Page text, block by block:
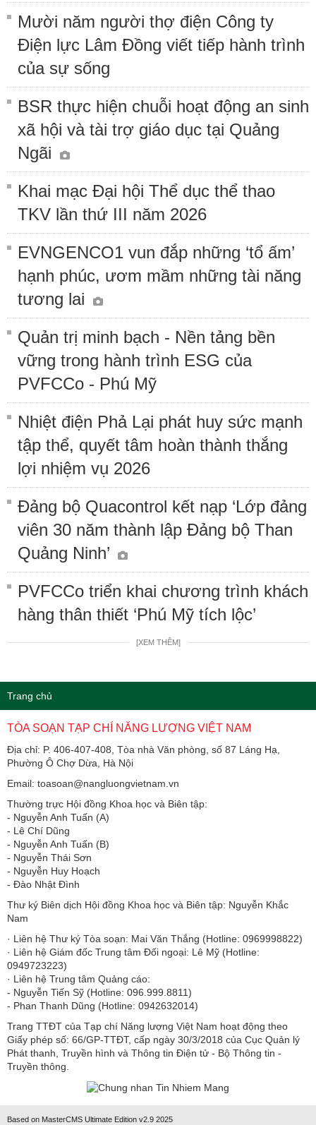
Mười năm người thợ điện Công ty
Điện lực Lâm Đồng viết tiếp hành trình
của sự sống
BSR thực hiện chuỗi hoạt động an sinh
xã hội và tài trợ giáo dục tại Quảng
Ngãi
Khai mạc Đại hội Thể dục thể thao
TKV lần thứ III năm 2026
EVNGENCO1 vun đắp những ‘tổ ấm’
hạnh phúc, ươm mầm những tài năng
tương lai
Quản trị minh bạch - Nền tảng bền
vững trong hành trình ESG của
PVFCCo - Phú Mỹ
Nhiệt điện Phả Lại phát huy sức mạnh
tập thể, quyết tâm hoàn thành thắng
lợi nhiệm vụ 2026
Đảng bộ Quacontrol kết nạp ‘Lớp đảng
viên 30 năm thành lập Đảng bộ Than
Quảng Ninh’
PVFCCo triển khai chương trình khách
hàng thân thiết ‘Phú Mỹ tích lộc’
[XEM THÊM]
Trang chủ
TÒA SOẠN TẠP CHÍ NĂNG LƯỢNG VIỆT NAM
Địa chỉ: P. 406-407-408, Tòa nhà Văn phòng, số 87 Láng Hạ,
Phường Ô Chợ Dừa, Hà Nội
Email: toasoan@nangluongvietnam.vn
Thường trực Hội đồng Khoa học và Biên tập:
​​​​​​- Nguyễn Anh Tuấn (A)
- Lê Chí Dũng
- Nguyễn Anh Tuấn (B)
- Nguyễn Thái Sơn
- Nguyễn Huy Hoạch
- Đào Nhật Đình
Thư ký Biên dịch Hội đồng Khoa học và Biên tập: Nguyễn Khắc
Nam
· Liên hệ Thư ký Tòa soạn: Mai Văn Thắng (Hotline: 0969998822)
· Liên hệ Giám đốc Trung tâm Đối ngoại: Lê Mỹ (Hotline:
0949723223)
· Liên hệ Trung tâm Quảng cáo:
- Nguyễn Tiến Sỹ (Hotline: 096.999.8811)
- Phan Thanh Dũng (Hotline: 0942632014)
Trang TTĐT của Tạp chí Năng lượng Việt Nam hoạt động theo
Giấy phép số: 66/GP-TTĐT, cấp ngày 30/3/2018 của Cục Quản lý
Phát thanh, Truyền hình và Thông tin Điện tử - Bộ Thông tin -
Truyền thông.
Based on MasterCMS Ultimate Edition v2.9 2025